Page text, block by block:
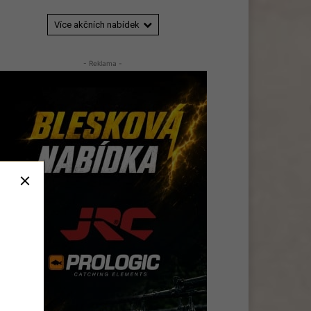
Více akčních nabídek
- Reklama -